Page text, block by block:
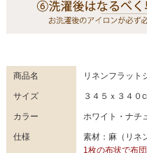
商品名 リネンフラッ
サイズ ３４５ｘ３４０
カラー ホワイト・ナチ
仕様
素材：麻（リネ
1枚の布状で布